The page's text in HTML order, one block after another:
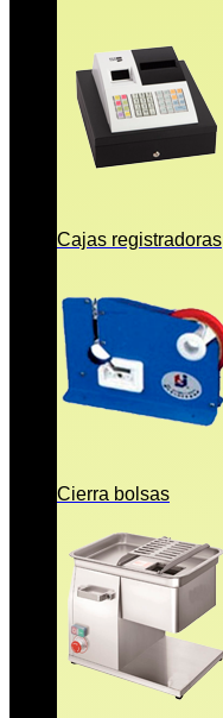
Cajas registradoras
Cierra bolsas